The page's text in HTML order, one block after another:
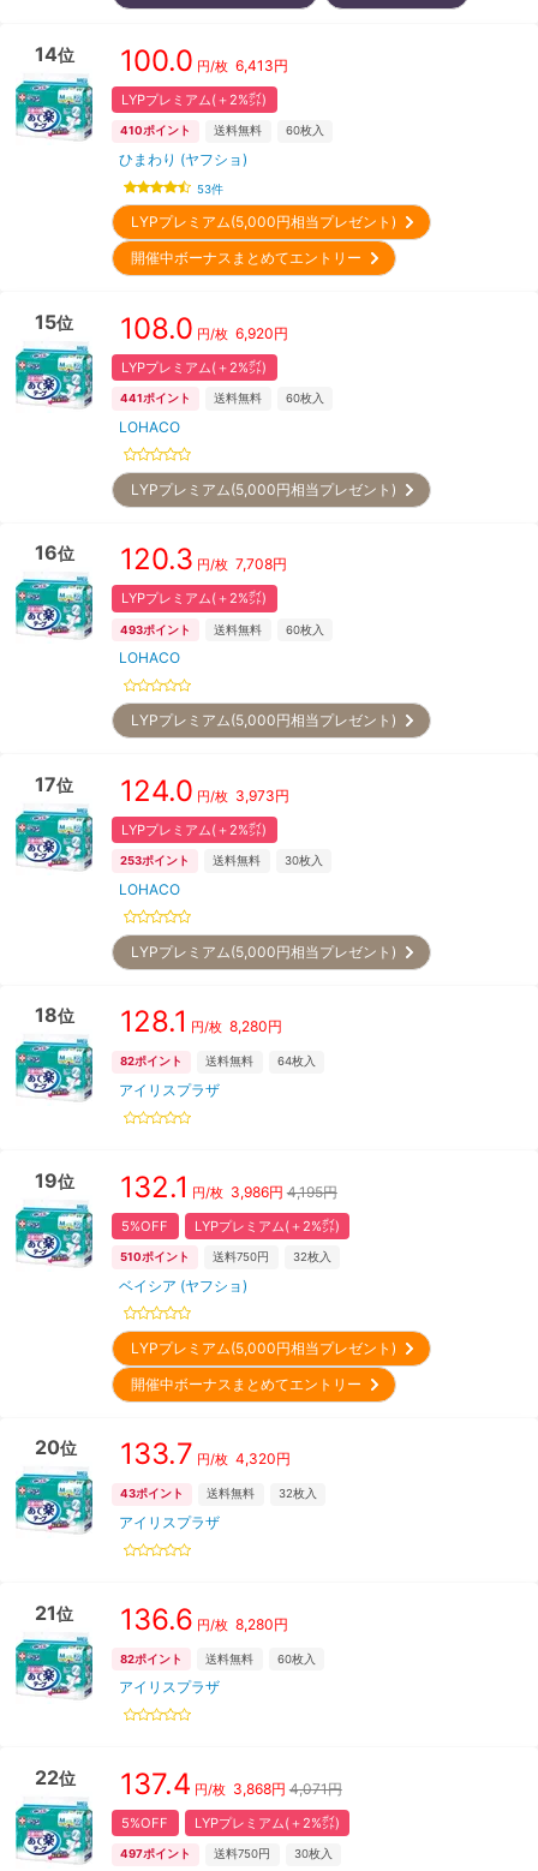
14位 100.0 円/枚 6,413円
LYPプレミアム(＋2%㌽)
410ポイント 送料無料 60枚入
ひまわり (ヤフショ)
53件
LYPプレミアム(5,000円相当プレゼント)
開催中ボーナスまとめてエントリー
15位 108.0 円/枚 6,920円
LYPプレミアム(＋2%㌽)
441ポイント 送料無料 60枚入
LOHACO
LYPプレミアム(5,000円相当プレゼント)
16位 120.3 円/枚 7,708円
LYPプレミアム(＋2%㌽)
493ポイント 送料無料 60枚入
LOHACO
LYPプレミアム(5,000円相当プレゼント)
17位 124.0 円/枚 3,973円
LYPプレミアム(＋2%㌽)
253ポイント 送料無料 30枚入
LOHACO
LYPプレミアム(5,000円相当プレゼント)
18位 128.1 円/枚 8,280円
82ポイント 送料無料 64枚入
アイリスプラザ
19位 132.1 円/枚 3,986円 4,195円
5%OFF LYPプレミアム(＋2%㌽)
510ポイント 送料750円 32枚入
ベイシア (ヤフショ)
LYPプレミアム(5,000円相当プレゼント)
開催中ボーナスまとめてエントリー
20位 133.7 円/枚 4,320円
43ポイント 送料無料 32枚入
アイリスプラザ
21位 136.6 円/枚 8,280円
82ポイント 送料無料 60枚入
アイリスプラザ
22位 137.4 円/枚 3,868円 4,071円
5%OFF LYPプレミアム(＋2%㌽)
497ポイント 送料750円 30枚入